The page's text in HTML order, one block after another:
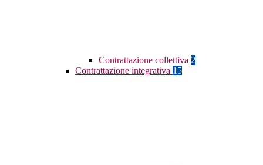
Contrattazione collettiva 2
Contrattazione integrativa 15